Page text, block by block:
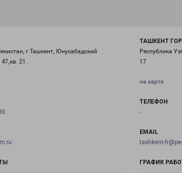
г.Ташкент, Юнусабадский
21.
ТАШКЕНТ
Республика
17
на карте
ТЕЛЕФОН
-
EMAIL
tashkent-
ГРАФИК